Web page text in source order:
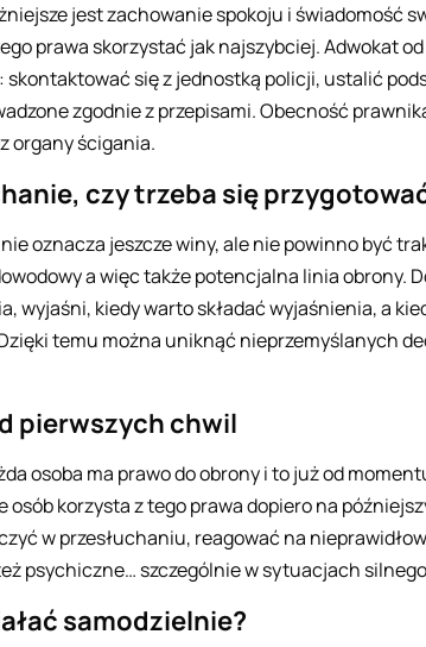
jest zachowanie spokoju i świadomość
prawa skorzystać jak najszybciej. Adwokat
się z jednostką policji, ustalić
zgodnie z przepisami. Obecność
organy ścigania.
czy trzeba się
oznacza jeszcze winy, ale nie powinno być
a więc także potencjalna linia obrony.
wyjaśni, kiedy warto składać wyjaśnienia, a
temu można uniknąć nieprzemyślanych
pierwszych chwil
osoba ma prawo do obrony i to już od
korzysta z tego prawa dopiero na
w przesłuchaniu, reagować na
psychiczne… szczególnie w sytuacjach
samodzielnie?